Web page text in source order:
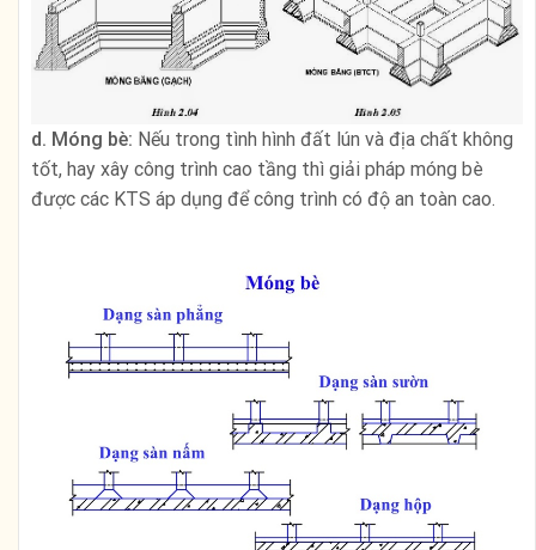
d. Móng bè: Nếu trong tình hình đất lún và địa chất không
tốt, hay xây công trình cao tầng thì giải pháp móng bè
được các KTS áp dụng để công trình có độ an toàn cao.